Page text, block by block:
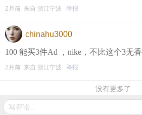
2月前 来自 浙江宁波 举报
chinahu3000
100 能买3件Ad ，nike，不比这个3无香
2月前 来自 浙江宁波 举报
没有更多了